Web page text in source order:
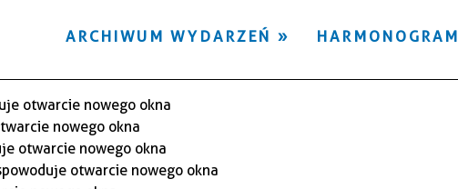
HARMONOGRAM
ARCHIWUM WYDARZEŃ